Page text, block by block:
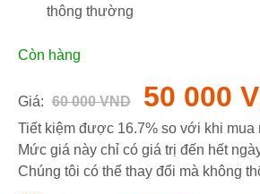
thông thường
Còn hàng
Giá: 60 000 VND 50 000
Tiết kiệm được 16.7% so với khi mua
Mức giá này chỉ có giá trị đến hết
Chúng tôi có thể thay đổi mà không